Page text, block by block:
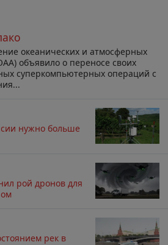
океанических и атмосферных
объявило о переносе своих
суперкомпьютерных операций с
нужно больше
рой дронов для
рек в